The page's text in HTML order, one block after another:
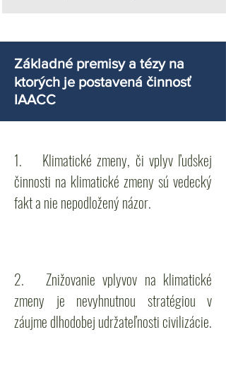
Základné premisy a tézy na
ktorých je postavená činnosť
IAACC
1. Klimatické zmeny, či vplyv ľudskej
činnosti na klimatické zmeny sú vedecký
fakt a nie nepodložený názor.
2. Znižovanie vplyvov na klimatické
zmeny je nevyhnutnou stratégiou v
záujme dlhodobej udržateľnosti civilizácie.